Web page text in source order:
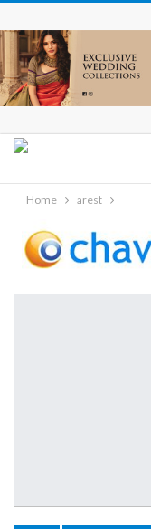
Home arest